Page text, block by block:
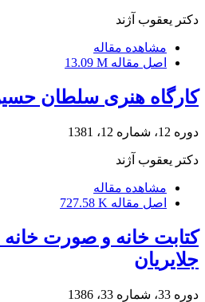
دکتر یعقوب آژند
مشاهده مقاله
اصل مقاله 13.09 M
کارگاه هنری سلطان حسین
دوره 12، شماره 12، 1381
دکتر یعقوب آژند
مشاهده مقاله
اصل مقاله 727.58 K
کتابت خانه و صورت خانه
جلایریان
دوره 33، شماره 33، 1386